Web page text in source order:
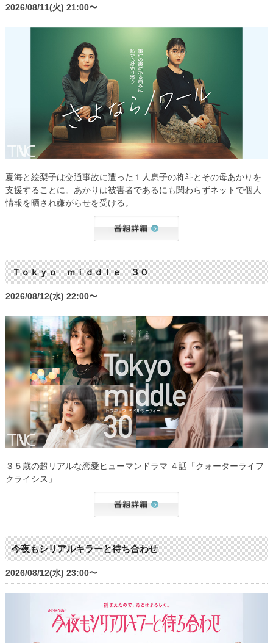
2026/08/11(火) 21:00〜
夏海と絵梨子は交通事故に遭った１人息子の将斗とその母あかりを
支援することに。あかりは被害者であるにも関わらずネットで個人
情報を晒され嫌がらせを受ける。
Ｔｏｋｙｏ ｍｉｄｄｌｅ ３０
2026/08/12(水) 22:00〜
３５歳の超リアルな恋愛ヒューマンドラマ ４話「クォーターライフ
クライシス」
今夜もシリアルキラーと待ち合わせ
2026/08/12(水) 23:00〜